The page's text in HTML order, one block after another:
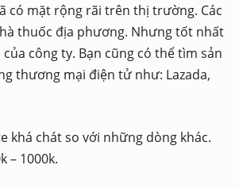
có mặt rộng rãi trên thị trường. Các
thuốc địa phương. Nhưng tốt nhất
công ty. Bạn cũng có thể tìm sản
thương mại điện tử như: Lazada,
khá chát so với những dòng khác.
– 1000k.